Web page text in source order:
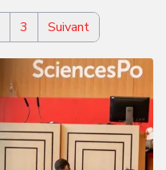
3 Suivant